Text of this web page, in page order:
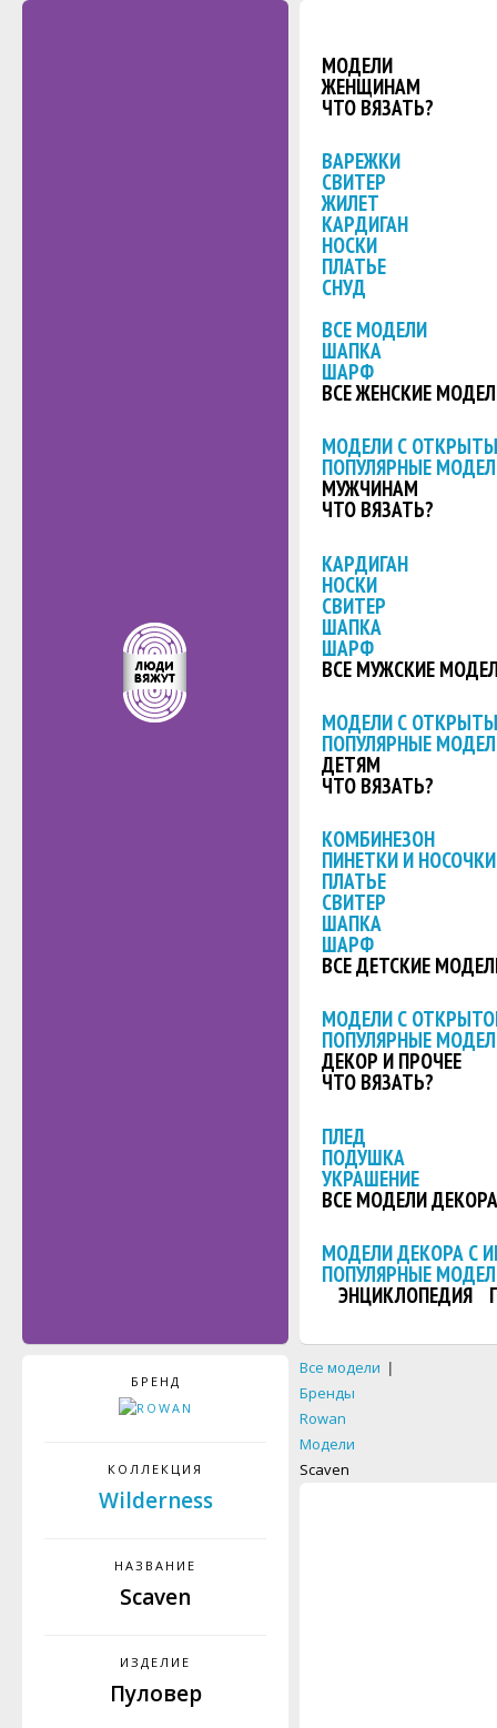
МОДЕЛИ
ЖЕНЩИНАМ
ЧТО ВЯЗАТЬ?
ВАРЕЖКИ
СВИТЕР
ЖИЛЕТ
КАРДИГАН
НОСКИ
ПЛАТЬЕ
СНУД
ВСЕ МОДЕЛИ
ШАПКА
ШАРФ
ВСЕ ЖЕНСКИЕ
МОДЕЛИ С
ПОПУЛЯРНЫЕ
МУЖЧИНАМ
ЧТО ВЯЗАТЬ?
КАРДИГАН
НОСКИ
СВИТЕР
ШАПКА
ШАРФ
ВСЕ МУЖСКИЕ
МОДЕЛИ С
ПОПУЛЯРНЫЕ
ДЕТЯМ
ЧТО ВЯЗАТЬ?
КОМБИНЕЗОН
ПИНЕТКИ И НОСОЧКИ
ПЛАТЬЕ
СВИТЕР
ШАПКА
ШАРФ
ВСЕ ДЕТСКИЕ
МОДЕЛИ С
ПОПУЛЯРНЫЕ
ДЕКОР И ПРОЧЕЕ
ЧТО ВЯЗАТЬ?
ПЛЕД
ПОДУШКА
УКРАШЕНИЕ
ВСЕ МОДЕЛИ ДЕКОРА
МОДЕЛИ ДЕКОРА С
ПОПУЛЯРНЫЕ
ЭНЦИКЛОПЕДИЯ
БРЕНД
КОЛЛЕКЦИЯ
Wilderness
НАЗВАНИЕ
Scaven
ИЗДЕЛИЕ
Пуловер
Все модели |
Бренды
Rowan
Модели
Scaven